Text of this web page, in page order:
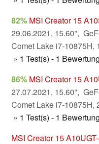
82% MSI Creator 15
29.06.2021, 15.60",
Comet Lake i7-10875H,
» 1 Test(s) - 1
86% MSI Creator 15
27.07.2021, 15.60",
Comet Lake i7-10875H,
» 1 Test(s) - 1
MSI Creator 15